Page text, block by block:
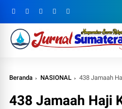
Beranda NASIONAL 438 Jamaah Haji Kloter
438 Jamaah Haji